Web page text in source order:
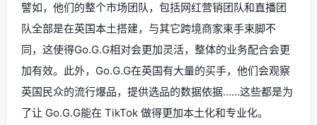
譬如，他们的整个市场团队，包括网红营销团队和直播团
队全部是在英国本土搭建，与其它跨境商家束手束脚不
同，这使得Go.G.G相对会更加灵活，整体的业务配合会更
加有效。此外，Go.G.G在英国有大量的买手，他们会观察
英国民众的流行爆品，提供选品的数据依据……这些都是为
了让 Go.G.G能在 TikTok 做得更加本土化和专业化。